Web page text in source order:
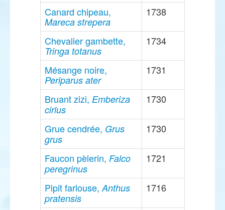
Canard chipeau,
Mareca strepera
1738
Chevalier gambette,
Tringa totanus
1734
Mésange noire,
Periparus ater
1731
Bruant zizi, Emberiza
cirlus
1730
Grue cendrée, Grus
grus
1730
Faucon pèlerin, Falco
peregrinus
1721
Pipit farlouse,Anthus
pratensis
1716